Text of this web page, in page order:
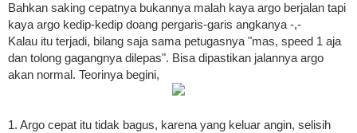
Bahkan saking cepatnya bukannya malah kaya argo berjalan tapi
kaya argo kedip-kedip doang pergaris-garis angkanya -,-
Kalau itu terjadi, bilang saja sama petugasnya "mas, speed 1 aja
dan tolong gagangnya dilepas". Bisa dipastikan jalannya argo
akan normal. Teorinya begini,
1. Argo cepat itu tidak bagus, karena yang keluar angin, selisih